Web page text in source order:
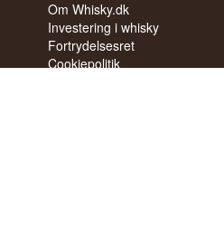
Om Whisky.dk
Investering i whisky
Fortrydelsesret
Cookiepolitik